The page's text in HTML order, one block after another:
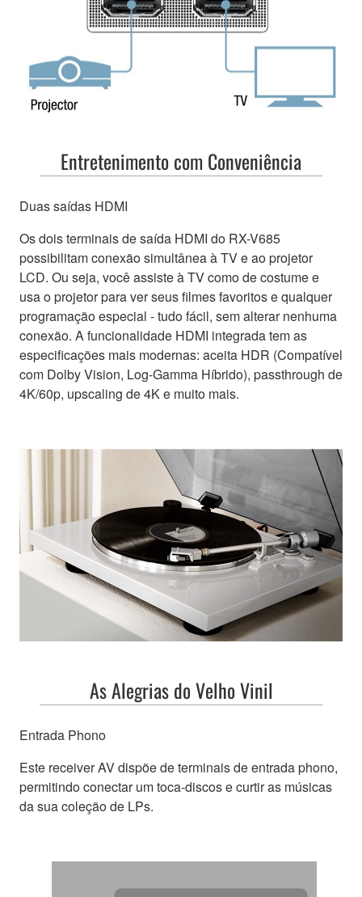
Entretenimento com Conveniência
Duas saídas HDMI
Os dois terminais de saída HDMI do RX-V685
possibilitam conexão simultânea à TV e ao projetor
LCD. Ou seja, você assiste à TV como de costume e
usa o projetor para ver seus filmes favoritos e qualquer
programação especial - tudo fácil, sem alterar nenhuma
conexão. A funcionalidade HDMI integrada tem as
especificações mais modernas: aceita HDR (Compatível
com Dolby Vision, Log-Gamma Híbrido), passthrough de
4K/60p, upscaling de 4K e muito mais.
As Alegrias do Velho Vinil
Entrada Phono
Este receiver AV dispõe de terminais de entrada phono,
permitindo conectar um toca-discos e curtir as músicas
da sua coleção de LPs.